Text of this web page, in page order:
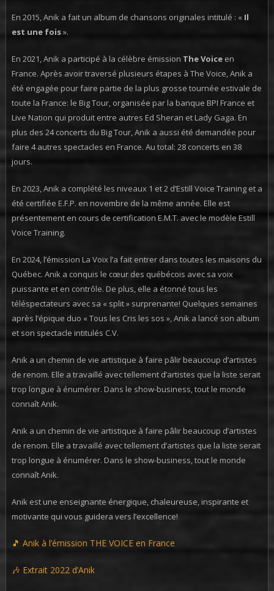
En 2015, Anik a fait un album de chansons originales intitulé : «Il
est une fois».
En 2021, Anik a participé à la célèbre émission The Voice en
France. Après avoir traversé plusieurs étapes à The Voice, Anik a
été engagée pour faire partie de la plus grosse tournée estivale de
toute la France: le Big Tour, organisée par la banque BPI France et
Live Nation qui produit entre autres Ed Sheran et Lady Gaga. En
plus des 24 concerts du Big Tour, Anik a aussi été demandée pour
faire 4 autres spectacles en France. Au total: 28 concerts en 38
jours.
En 2023, Anik a complété les niveaux 1 et 2 d’Estill Voice Training et a
été certifiée E.F.P. en novembre de la même année. Elle est
présentement en cours de certification E.M.T. avec le modèle Estill
Voice Training.
En 2024, l’émission La Voix l’a fait entrer dans toutes les maisons du
Québec. Anik a conquis le cœur des québécois avec sa voix
puissante et en contrôle. De plus, elle a étonné tous les
téléspectateurs avec sa « split » surprenante! Quelques semaines
après l’épique duo « Tous les Cris les sos », Anik a lancé son album
et son spectacle intitulés C.V.
Anik a un chemin de vie artistique à faire pâlir beaucoup d’artistes
de renom. Elle a travaillé avec tellement d’artistes que la liste serait
trop longue à énumérer. Dans le show-business, tout le monde
connaît Anik.
Anik a un chemin de vie artistique à faire pâlir beaucoup d’artistes
de renom. Elle a travaillé avec tellement d’artistes que la liste serait
trop longue à énumérer. Dans le show-business, tout le monde
connaît Anik.
Anik est une enseignante énergique, chaleureuse, inspirante et
motivante qui vous guidera vers l’excellence!
🎵 Anik à l’émission THE VOICE en France
🎶 Extrait 2022 d’Anik